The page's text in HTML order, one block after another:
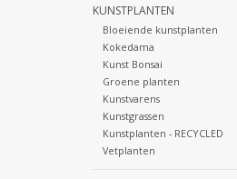
KUNSTPLANTEN
Bloeiende kunstplanten
Kokedama
Kunst Bonsai
Groene planten
Kunstvarens
Kunstgrassen
Kunstplanten - RECYCLED
Vetplanten